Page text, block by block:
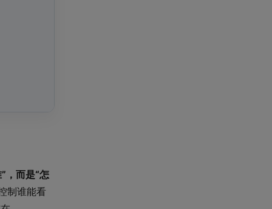
，而是“怎
制谁能看